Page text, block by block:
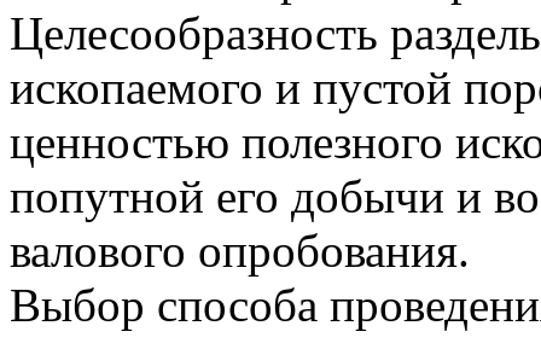
Целесообразность
ископаемого и пустой
ценностью полезного
попутной его добычи и
валового опробования.
Выбор способа